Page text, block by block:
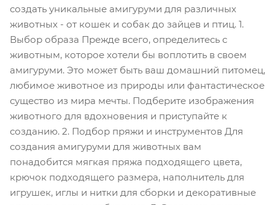
создать уникальные амигуруми для различных
животных - от кошек и собак до зайцев и птиц. 1.
Выбор образа Прежде всего, определитесь с
животным, которое хотели бы воплотить в своем
амигуруми. Это может быть ваш домашний питомец,
любимое животное из природы или фантастическое
существо из мира мечты. Подберите изображения
животного для вдохновения и приступайте к
созданию. 2. Подбор пряжи и инструментов Для
создания амигуруми для животных вам
понадобится мягкая пряжа подходящего цвета,
крючок подходящего размера, наполнитель для
игрушек, иглы и нитки для сборки и декоративные